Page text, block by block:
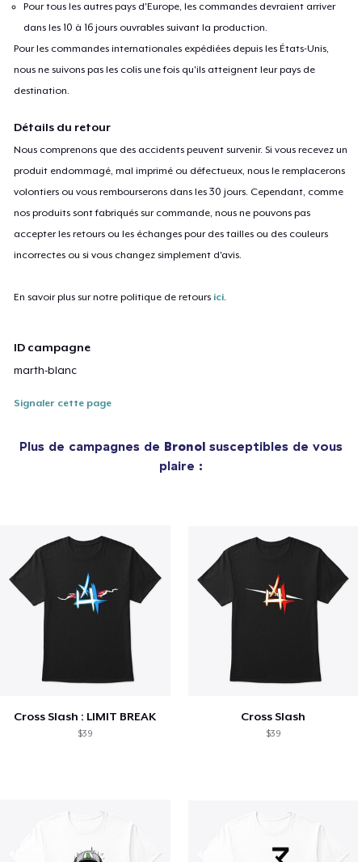
Pour tous les autres pays d'Europe, les commandes devraient arriver
dans les 10 à 16 jours ouvrables suivant la production.
Pour les commandes internationales expédiées depuis les États-Unis,
nous ne suivons pas les colis une fois qu'ils atteignent leur pays de
destination.
Détails du retour
Nous comprenons que des accidents peuvent survenir. Si vous recevez un
produit endommagé, mal imprimé ou défectueux, nous le remplacerons
volontiers ou vous rembourserons dans les 30 jours. Cependant, comme
nos produits sont fabriqués sur commande, nous ne pouvons pas
accepter les retours ou les échanges pour des tailles ou des couleurs
incorrectes ou si vous changez simplement d'avis.
En savoir plus sur notre politique de retours ici.
ID campagne
marth-blanc
Signaler cette page
Plus de campagnes de Bronol susceptibles de vous
plaire :
Cross Slash : LIMIT BREAK
$39
Cross Slash
$39